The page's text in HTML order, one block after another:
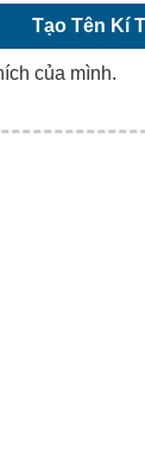
Tạo Tên Kí
của mình.